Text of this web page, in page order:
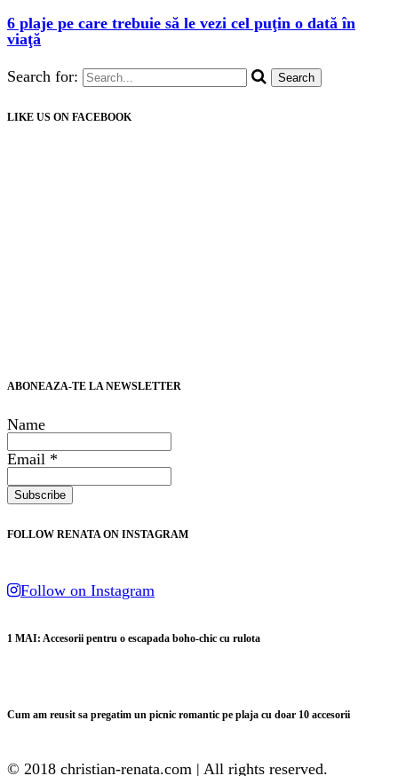
6 plaje pe care trebuie să le vezi cel puţin o dată în
viaţă
Search for:
LIKE US ON FACEBOOK
ABONEAZA-TE LA NEWSLETTER
Name
Email *
FOLLOW RENATA ON INSTAGRAM
Follow on Instagram
1 MAI: Accesorii pentru o escapada boho-chic cu rulota
Cum am reusit sa pregatim un picnic romantic pe plaja cu doar 10 accesorii
© 2018 christian-renata.com | All rights reserved.